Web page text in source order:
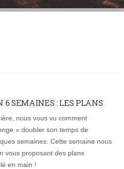
6 SEMAINES : LES PLANS
nous vous vu comment
« doubler son temps de
semaines. Cette semaine nous
vous proposant des plans
en main !